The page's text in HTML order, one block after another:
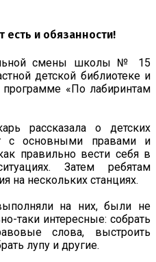
есть и обязанности!
смены школы № 15
детской библиотеке и
программе «По лабиринтам
рассказала о детских
с основными правами и
правильно вести себя в
Затем ребятам
на нескольких станциях.
на них, были не
таки интересные: собрать
слова, выстроить
лупу и другие.